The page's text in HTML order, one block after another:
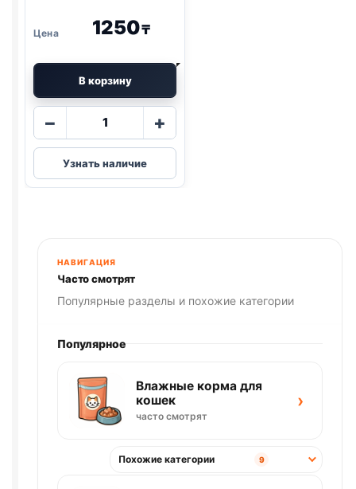
1250₸
В корзину
−
Количество
Little
One
грыз.
+
Узнать наличие
НАВИГАЦИЯ
Часто смотрят
Популярные разделы и похожие категории
Популярное
Влажные корма для
кошек
часто смотрят
›
Похожие категории 9